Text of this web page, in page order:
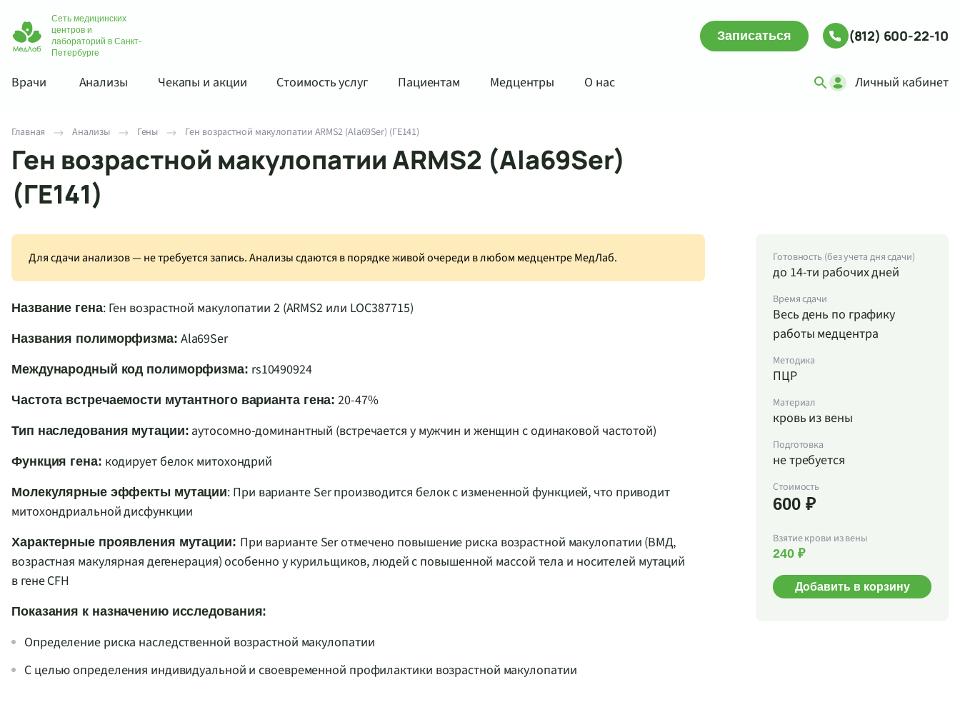
Сеть медицинских
центров и
лабораторий в Санкт-
Петербурге
Записаться (812) 600-22-10
Врачи Анализы Чекапы и акции Стоимость услуг Пациентам Медцентры О нас Личный кабинет
Главная Анализы Гены Ген возрастной макулопатии ARMS2 (Ala69Ser) (ГЕ141)
Ген возрастной макулопатии ARMS2 (Ala69Ser)
(ГЕ141)
Для сдачи анализов — не требуется запись. Анализы сдаются в порядке живой очереди в любом медцентре МедЛаб.
Название гена: Ген возрастной макулопатии 2 (ARMS2 или LOC387715)
Названия полиморфизма: Ala69Ser
Международный код полиморфизма: rs10490924
Частота встречаемости мутантного варианта гена: 20-47%
Тип наследования мутации: аутосомно-доминантный (встречается у мужчин и женщин с одинаковой частотой)
Функция гена: кодирует белок митохондрий
Молекулярные эффекты мутации: При варианте Ser производится белок с измененной функцией, что приводит
митохондриальной дисфункции
Характерные проявления мутации: При варианте Ser отмечено повышение риска возрастной макулопатии (ВМД,
возрастная макулярная дегенерация) особенно у курильщиков, людей с повышенной массой тела и носителей мутаций
в гене СFH
Показания к назначению исследования:
Определение риска наследственной возрастной макулопатии
С целью определения индивидуальной и своевременной профилактики возрастной макулопатии
Готовность (без учета дня сдачи)
до 14-ти рабочих дней
Время сдачи
Весь день по графику
работы медцентра
Методика
ПЦР
Материал
кровь из вены
Подготовка
не требуется
Стоимость
600 ₽
Взятие крови из вены
240 ₽
Добавить в корзину